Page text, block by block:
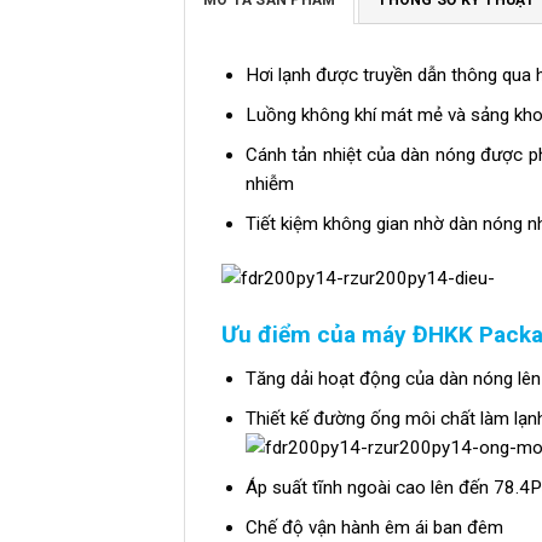
Hơi lạnh được truyền dẫn thông qua
Luồng không khí mát mẻ và sảng
Cánh tản nhiệt của dàn nóng được
nhiễm
Tiết kiệm không gian nhờ dàn nóng
Ưu điểm của máy ĐHKK
Tăng dải hoạt động của dàn nóng
Thiết kế đường ống môi chất làm
Áp suất tĩnh ngoài cao lên đến
Chế độ vận hành êm ái ban đêm